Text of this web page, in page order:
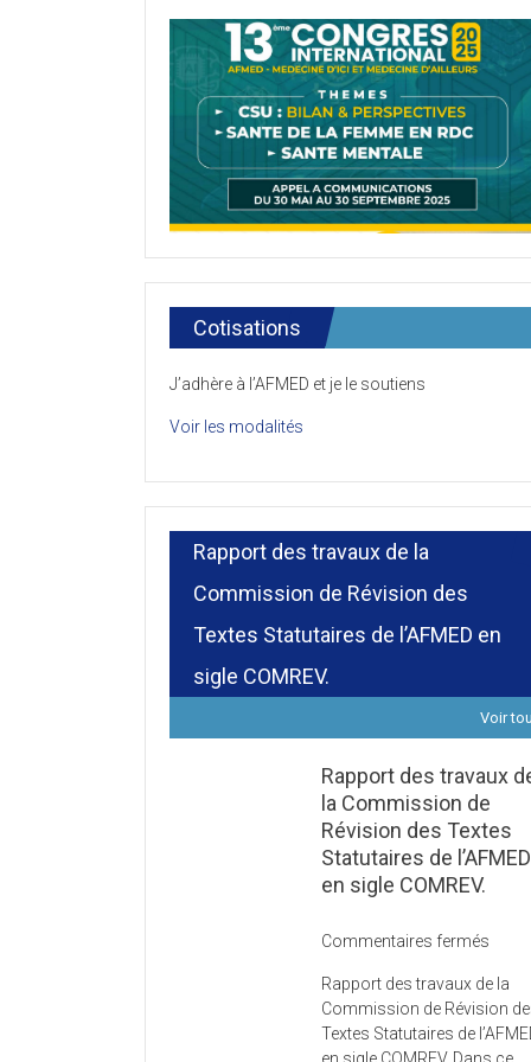
Cotisations
J’adhère à l’AFMED et je le soutiens
Voir les modalités
Rapport des travaux de la
Commission de Révision des
Textes Statutaires de l’AFMED en
sigle COMREV.
Voir
Rapport des travaux
la Commission de
Révision des Textes
Statutaires de l’AFMED
en sigle COMREV.
Commentaires fermés
des
de
Rapport des travaux de la
Commission de Révision
Textes Statutaires de
en sigle COMREV. Dans ce